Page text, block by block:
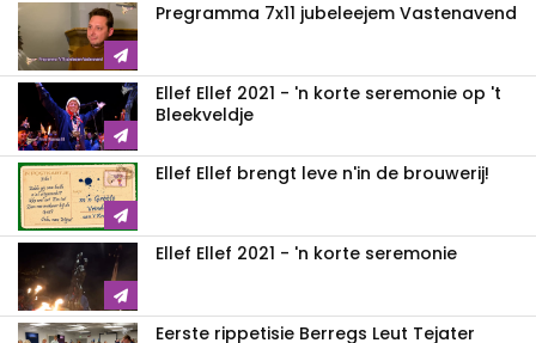
Pregramma 7x11 jubeleejem Vastenavend
Ellef Ellef 2021 - 'n korte seremonie op 't
Bleekveldje
Ellef Ellef brengt leve n'in de brouwerij!
Ellef Ellef 2021 - 'n korte seremonie
Eerste rippetisie Berregs Leut Tejater